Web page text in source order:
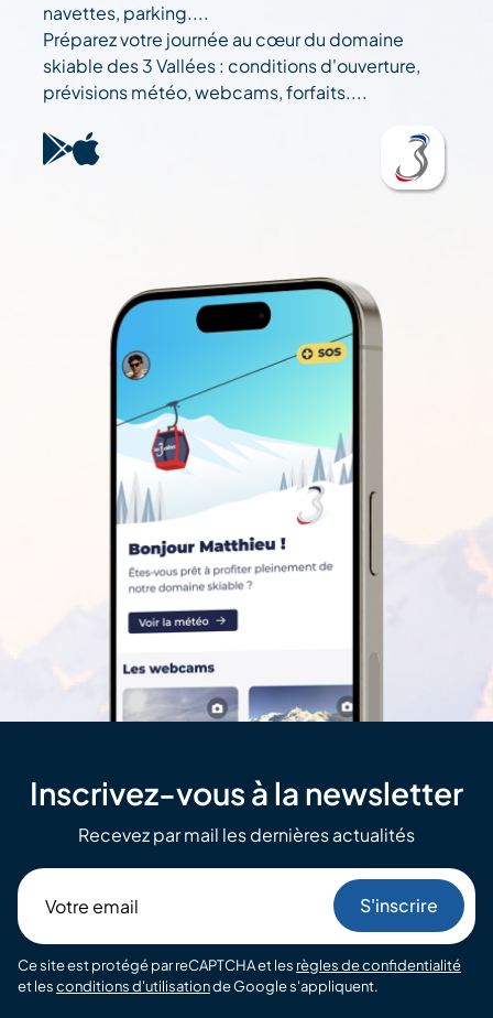
navettes, parking....
Préparez votre journée au cœur du domaine
skiable des 3 Vallées : conditions d'ouverture,
prévisions météo, webcams, forfaits....
Inscrivez-vous à la newsletter
Recevez par mail les dernières actualités
email
Ce site est protégé par reCAPTCHA et les règles de confidentialité
et lesconditions d'utilisationde Google s'appliquent.